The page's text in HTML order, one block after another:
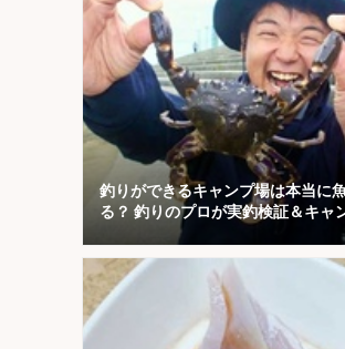
釣りができるキャンプ場は本当に
る？ 釣りのプロが実釣検証＆キャ